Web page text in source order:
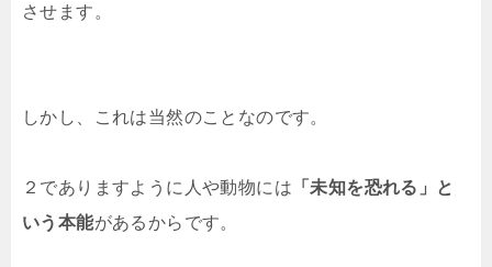
させます。
しかし、これは当然のことなのです。
２でありますように人や動物には 「未知を恐れる」と
いう本能があるからです。